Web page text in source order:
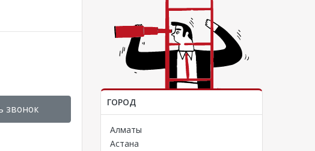
звонок
ГОРОД
Алматы
Астана